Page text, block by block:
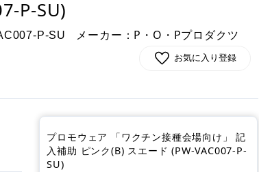
P-SU)
P-SU メーカー：P・O・Pプロダクツ
お気に入り登録
プロモウェア 「ワクチン接種会場向け」 記
入補助 ピンク(B) スエード (PW-VAC007-P-
SU)